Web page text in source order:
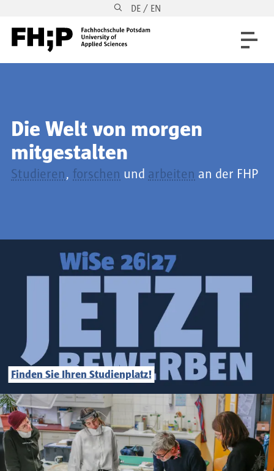
Direkt zur Hauptnavigation DE / EN
Die Welt von morgen
mitgestalten
Studieren, forschen und arbeiten an der FHP
Finden Sie Ihren Studienplatz!